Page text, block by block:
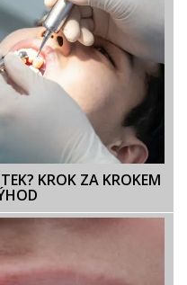
KROK ZA KROKEM